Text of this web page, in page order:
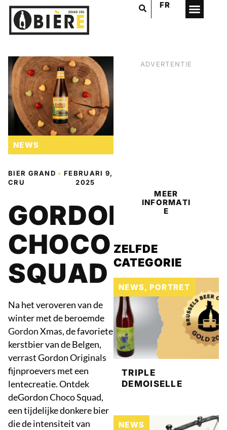
FR
NEWS
BIER GRAND
CRU
•FEBRUARI 9,
2025
GORDON
CHOCO
SQUAD
Na het veroveren van de
winter met de beroemde
GordonXmas, de favoriete
kerstbier van de Belgen,
verrast Gordon Originals
fijnproevers met een
lentecreatie. Ontdek
deGordon Choco Squad,
een tijdelijke donkere bier
die de intensiteit van
ADVERTENTIE
MEER
INFORMATI
E
ZELFDE
CATEGORIE
NEWS, PORTRET
TRIPLE
DEMOISELLE
NEWS